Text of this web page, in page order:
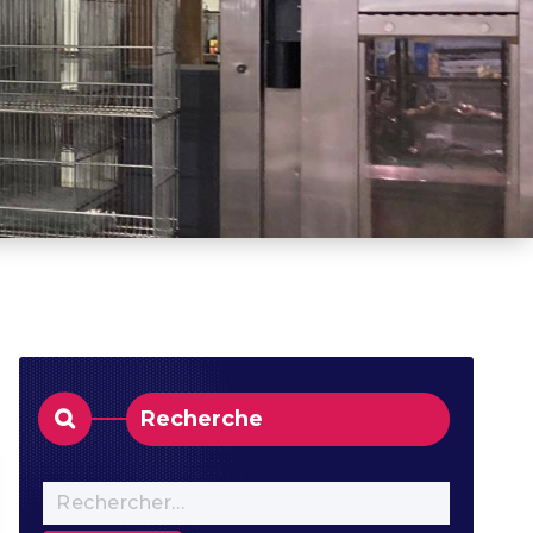
Recherche
Rechercher :